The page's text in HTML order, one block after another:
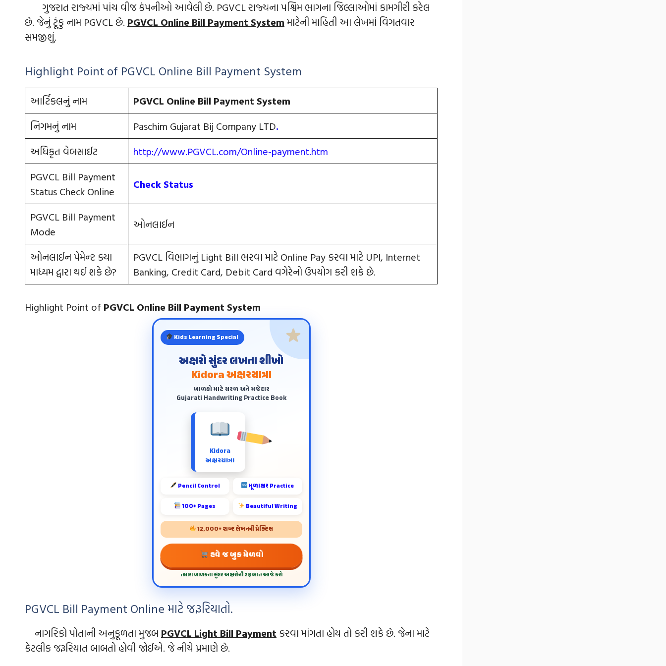
ગુજરાત રાજ્યમાં પાંચ વીજ કંપનીઓ આવેલી છે. PGVCL રાજ્યના પશ્વિમ ભાગના જિલ્લાઓમાં કામગીરી કરેલ
છે. જેનું ટૂંકુ નામ PGVCL છે. PGVCL Online Bill Payment System માટેની માહિતી આ લેખમાં વિગતવાર
સમજીશું.
Highlight Point of PGVCL Online Bill Payment System
આર્ટિકલનું નામ
PGVCL Online Bill Payment System
નિગમનું નામ
Paschim Gujarat Bij Company LTD.
અધિકૃત વેબસાઈટ
http://www.PGVCL.com/Online-payment.htm
PGVCL Bill Payment
Status Check Online
Check Status
PGVCL Bill Payment
Mode
ઓનલાઈન
ઓનલાઈન પેમેન્‍ટ ક્યા
માધ્યમ દ્વારા થઈ શકે છે?
PGVCL વિભાગનું Light Bill ભરવા માટે Online Pay કરવા માટે UPI, Internet
Banking, Credit Card, Debit Card વગેરેનો ઉપયોગ કરી શકે છે.
Highlight Point of PGVCL Online Bill Payment System
Kids Learning Special
અક્ષરો સુંદર લખતા શીખો
Kidora અક્ષરયાત્રા
બાળકો માટે સરળ અને મજેદાર
Gujarati Handwriting Practice Book
Kidora
અક્ષરયાત્રા
Pencil Control મૂળાક્ષર Practice
100+ Pages Beautiful Writing
12,000+ શબ્દ લેખનની પ્રેક્ટિસ
હવે જ બુક મેળવો
તમારા બાળકના સુંદર અક્ષરોની શરૂઆત આજે કરો
PGVCL Bill Payment Online માટે જરૂરિયાતો.
નાગરિકો પોતાની અનુકૂળતા મુજબ PGVCL Light Bill Payment કરવા માંગતા હોય તો કરી શકે છે. જેના માટે
કેટલીક જરૂરિયાત બાબતો હોવી જોઈએ. જે નીચે પ્રમાણે છે.